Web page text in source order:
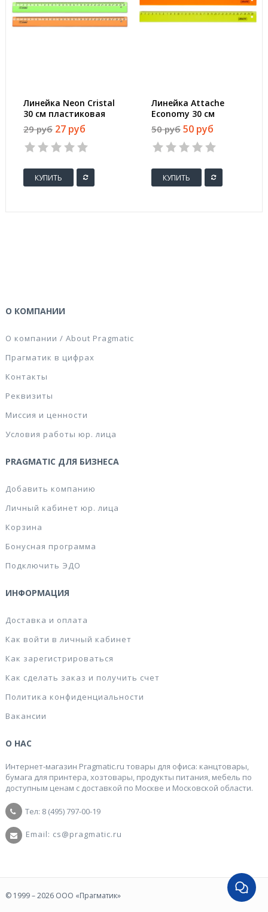
Линейка Neon Cristal
30 см пластиковая
прозрачная
29 руб 27 руб
КУПИТЬ
Линейка Attache
Economy 30 см
пластиковая эконом
цвета (2 штуки в
упаковке)
50 руб 50 руб
КУПИТЬ
О КОМПАНИИ
О компании / About Pragmatic
Прагматик в цифрах
Контакты
Реквизиты
Миссия и ценности
Условия работы юр. лица
PRAGMATIC ДЛЯ БИЗНЕСА
Добавить компанию
Личный кабинет юр. лица
Корзина
Бонусная программа
Подключить ЭДО
ИНФОРМАЦИЯ
Доставка и оплата
Как войти в личный кабинет
Как зарегистрироваться
Как сделать заказ и получить счет
Политика конфиденциальности
Вакансии
О НАС
Интернет-магазин Pragmatic.ru товары для офиса: канцтовары,
бумага для принтера, хозтовары, продукты питания, мебель по
доступным ценам с доставкой по Москве и Московской области.
Тел: 8 (495) 797-00-19
Email: cs@pragmatic.ru
© 1999 – 2026 ООО «Прагматик»